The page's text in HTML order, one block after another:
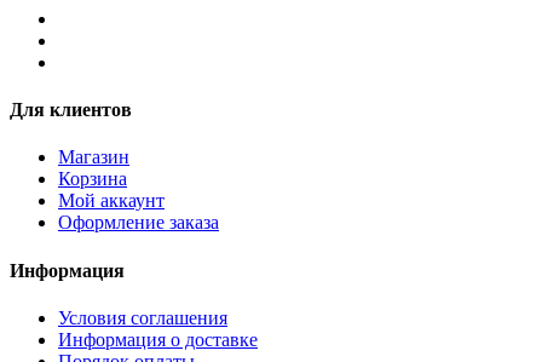
Для клиентов
Магазин
Корзина
Мой аккаунт
Оформление заказа
Информация
Условия соглашения
Информация о доставке